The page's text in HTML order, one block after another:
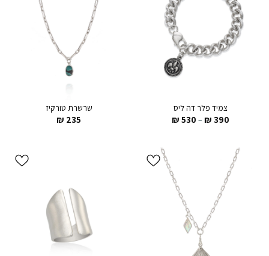
צמיד פלר דה ליס
390
₪
–
530
₪
שרשרת טורקיז
235
₪
הוסף ל
WISHLIST